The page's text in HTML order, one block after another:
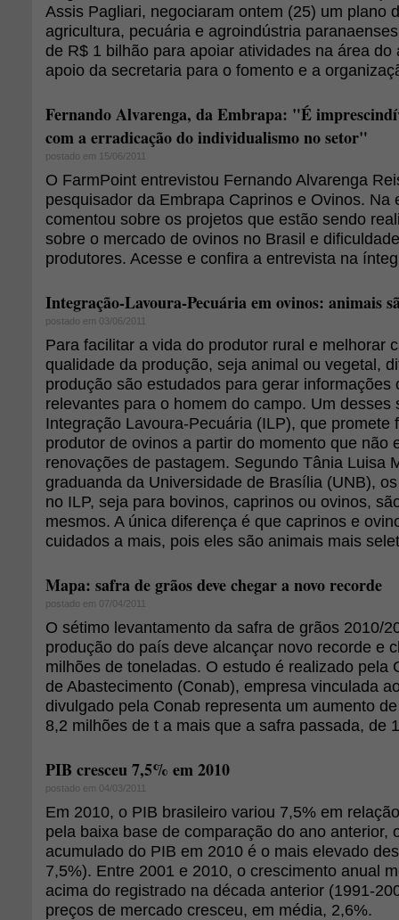
Assis Pagliari, negociaram ontem (25) um plano
agricultura, pecuária e agroindústria
de R$ 1 bilhão para apoiar atividades na área do
apoio da secretaria para o fomento e a
Fernando Alvarenga, da Embrapa: "É
com a erradicação do individualismo no setor"
postado em 15/06/2011
O FarmPoint entrevistou Fernando Alvarenga
pesquisador da Embrapa Caprinos e Ovinos. Na
comentou sobre os projetos que estão sendo
sobre o mercado de ovinos no Brasil e
produtores. Acesse e confira a entrevista na
Integração-Lavoura-Pecuária em ovinos: animais
postado em 03/06/2011
Para facilitar a vida do produtor rural e melhorar
qualidade da produção, seja animal ou vegetal,
produção são estudados para gerar informações
relevantes para o homem do campo. Um desses
Integração Lavoura-Pecuária (ILP), que promete
produtor de ovinos a partir do momento que não
renovações de pastagem. Segundo Tânia Luisa
graduanda da Universidade de Brasília (UNB),
no ILP, seja para bovinos, caprinos ou ovinos,
mesmos. A única diferença é que caprinos e
cuidados a mais, pois eles são animais mais
Mapa: safra de grãos deve chegar a novo recorde
postado em 07/04/2011
O sétimo levantamento da safra de grãos 2010/
produção do país deve alcançar novo recorde e
milhões de toneladas. O estudo é realizado pela
de Abastecimento (Conab), empresa vinculada
divulgado pela Conab representa um aumento
8,2 milhões de t a mais que a safra passada, de
PIB cresceu 7,5% em 2010
postado em 04/03/2011
Em 2010, o PIB brasileiro variou 7,5% em
pela baixa base de comparação do ano anterior,
acumulado do PIB em 2010 é o mais elevado
7,5%). Entre 2001 e 2010, o crescimento anual
acima do registrado na década anterior (1991-
preços de mercado cresceu, em média, 2,6%.